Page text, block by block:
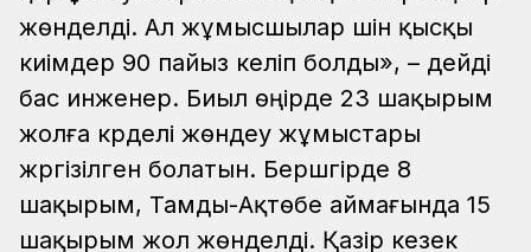
жөнделді. Ал жұмысшылар үшін қысқы
киімдер 90 пайыз келіп болды», – дейді
бас инженер. Биыл өңірде 23 шақырым
жолға күрделі жөндеу жұмыстары
жүргізілген болатын. Бершүгірде 8
шақырым, Тамды-Ақтөбе аймағында 15
шақырым жол жөнделді. Қазір кезек